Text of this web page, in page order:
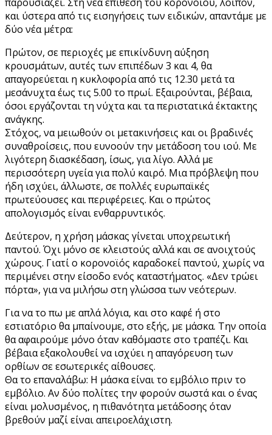
και ύστερα από τις εισηγήσεις των ειδικών, απαντάμε με
δύο νέα μέτρα:
Πρώτον, σε περιοχές με επικίνδυνη αύξηση
κρουσμάτων, αυτές των επιπέδων 3 και 4, θα
απαγορεύεται η κυκλοφορία από τις 12.30 μετά τα
μεσάνυχτα έως τις 5.00 το πρωί. Εξαιρούνται, βέβαια,
όσοι εργάζονται τη νύχτα και τα περιστατικά έκτακτης
ανάγκης.
Στόχος, να μειωθούν οι μετακινήσεις και οι βραδινές
συναθροίσεις, που ευνοούν την μετάδοση του ιού. Με
λιγότερη διασκέδαση, ίσως, για λίγο. Αλλά με
περισσότερη υγεία για πολύ καιρό. Μια πρόβλεψη που
ήδη ισχύει, άλλωστε, σε πολλές ευρωπαϊκές
πρωτεύουσες και περιφέρειες. Και ο πρώτος
απολογισμός είναι ενθαρρυντικός.
Δεύτερον, η χρήση μάσκας γίνεται υποχρεωτική
παντού. Όχι μόνο σε κλειστούς αλλά και σε ανοιχτούς
χώρους. Γιατί ο κορονοϊός καραδοκεί παντού, χωρίς να
περιμένει στην είσοδο ενός καταστήματος. «Δεν τρώει
πόρτα», για να μιλήσω στη γλώσσα των νεότερων.
Για να το πω με απλά λόγια, και στο καφέ ή στο
εστιατόριο θα μπαίνουμε, στο εξής, με μάσκα. Την οποία
θα αφαιρούμε μόνο όταν καθόμαστε στο τραπέζι. Και
βέβαια εξακολουθεί να ισχύει η απαγόρευση των
ορθίων σε εσωτερικές αίθουσες.
Θα το επαναλάβω: Η μάσκα είναι το εμβόλιο πριν το
εμβόλιο. Αν δύο πολίτες την φορούν σωστά και ο ένας
είναι μολυσμένος, η πιθανότητα μετάδοσης όταν
βρεθούν μαζί είναι απειροελάχιστη.